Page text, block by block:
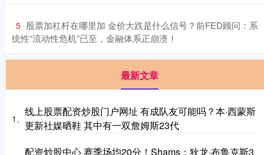
5 ​股票加杠杆在哪里加 金价大跌是什么信号？前FED顾问：系
统性“流动性危机”已至，金融体系正崩溃！
最新文章
1、
线上股票配资炒股门户网址 有成队友可能吗？本·西蒙斯
更新社媒晒鞋 其中有一双詹姆斯23代
配资炒股中心 赛季场均20分！Shams：狄龙·布鲁克斯3